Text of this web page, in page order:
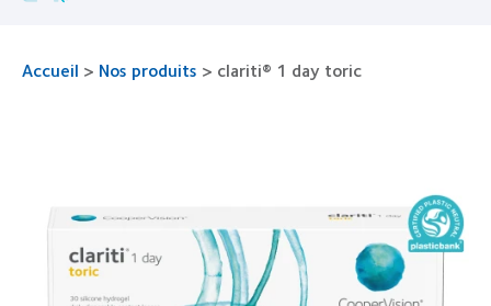
Accueil > Nos produits > clariti® 1 day toric